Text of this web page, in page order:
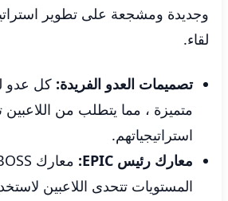
وجديدة ومشجعة على تطوير
لقاء.
تصميمات العدو الفريدة: كل عدو
متميزة ، مما يتطلب من اللاعبين
استراتيجياتهم.
معارك رئيس EPIC:
المستويات تتحدى اللاعبين